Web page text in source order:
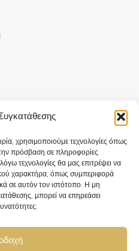
χρησιμοποιούμε τεχνολογίες όπως
πρόσβαση σε πληροφορίες
τεχνολογίες θα μας επιτρέψει να
χαρακτήρα, όπως συμπεριφορά
σε αυτόν τον ιστότοπο. Η μη
μπορεί να επηρεάσει